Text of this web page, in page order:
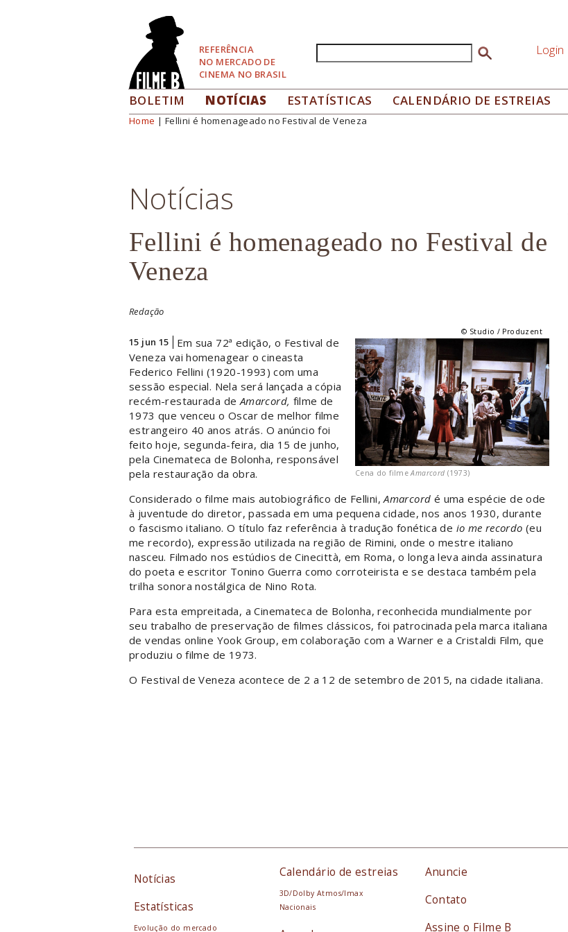
REFERÊNCIA
NO MERCADO DE
CINEMA NO BRASIL
Formulário de busca Login
BOLETIM NOTÍCIAS ESTATÍSTICAS CALENDÁRIO DE ESTREIAS
Você está aqui
Home | Fellini é homenageado no Festival de Veneza
Notícias
Fellini é homenageado no Festival de
Veneza
Redação
15 jun 15
© Studio / Produzent
Cena do filmeAmarcord (1973)
Em sua 72ª edição, o Festival de
Veneza vai homenagear o cineasta
Federico Fellini (1920-1993) com uma
sessão especial. Nela será lançada a cópia
recém-restaurada deAmarcord, filme de
1973 que venceu o Oscar de melhor filme
estrangeiro 40 anos atrás. O anúncio foi
feito hoje, segunda-feira, dia 15 de junho,
pela Cinemateca de Bolonha, responsável
pela restauração da obra.
Considerado o filme mais autobiográfico de Fellini,Amarcord é uma espécie de ode
à juventude do diretor, passada em uma pequena cidade, nos anos 1930, durante
o fascismo italiano. O título faz referência à tradução fonética de io me recordo (eu
me recordo), expressão utilizada na região de Rimini, onde o mestre italiano
nasceu. Filmado nos estúdios de Cinecittà, em Roma, o longa leva ainda assinatura
do poeta e escritor Tonino Guerra como corroteirista e se destaca também pela
trilha sonora nostálgica de Nino Rota.
Para esta empreitada, a Cinemateca de Bolonha, reconhecida mundialmente por
seu trabalho de preservação de filmes clássicos, foi patrocinada pela marca italiana
de vendas online Yook Group, em colaboração com a Warner e a Cristaldi Film, que
produziu o filme de 1973.
O Festival de Veneza acontece de 2 a 12 de setembro de 2015, na cidade italiana.
Notícias
Estatísticas
Evolução do mercado
Calendário de estreias
3D/Dolby Atmos/Imax
Nacionais
Anuncie
Contato
Assine o Filme B